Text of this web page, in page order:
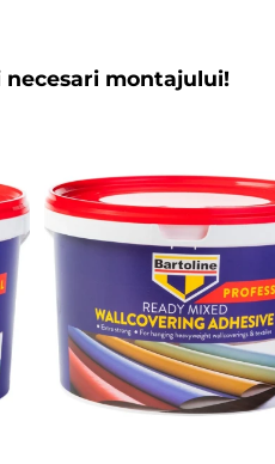
necesari montajului!